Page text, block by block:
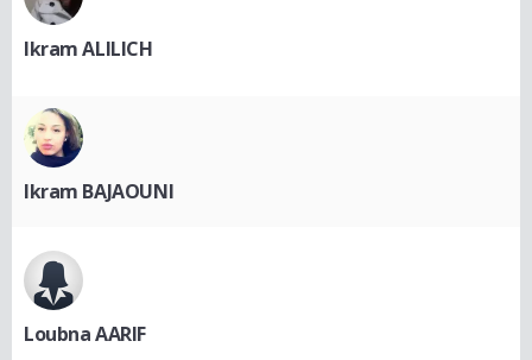
Ikram ALILICH
Ikram BAJAOUNI
Loubna AARIF